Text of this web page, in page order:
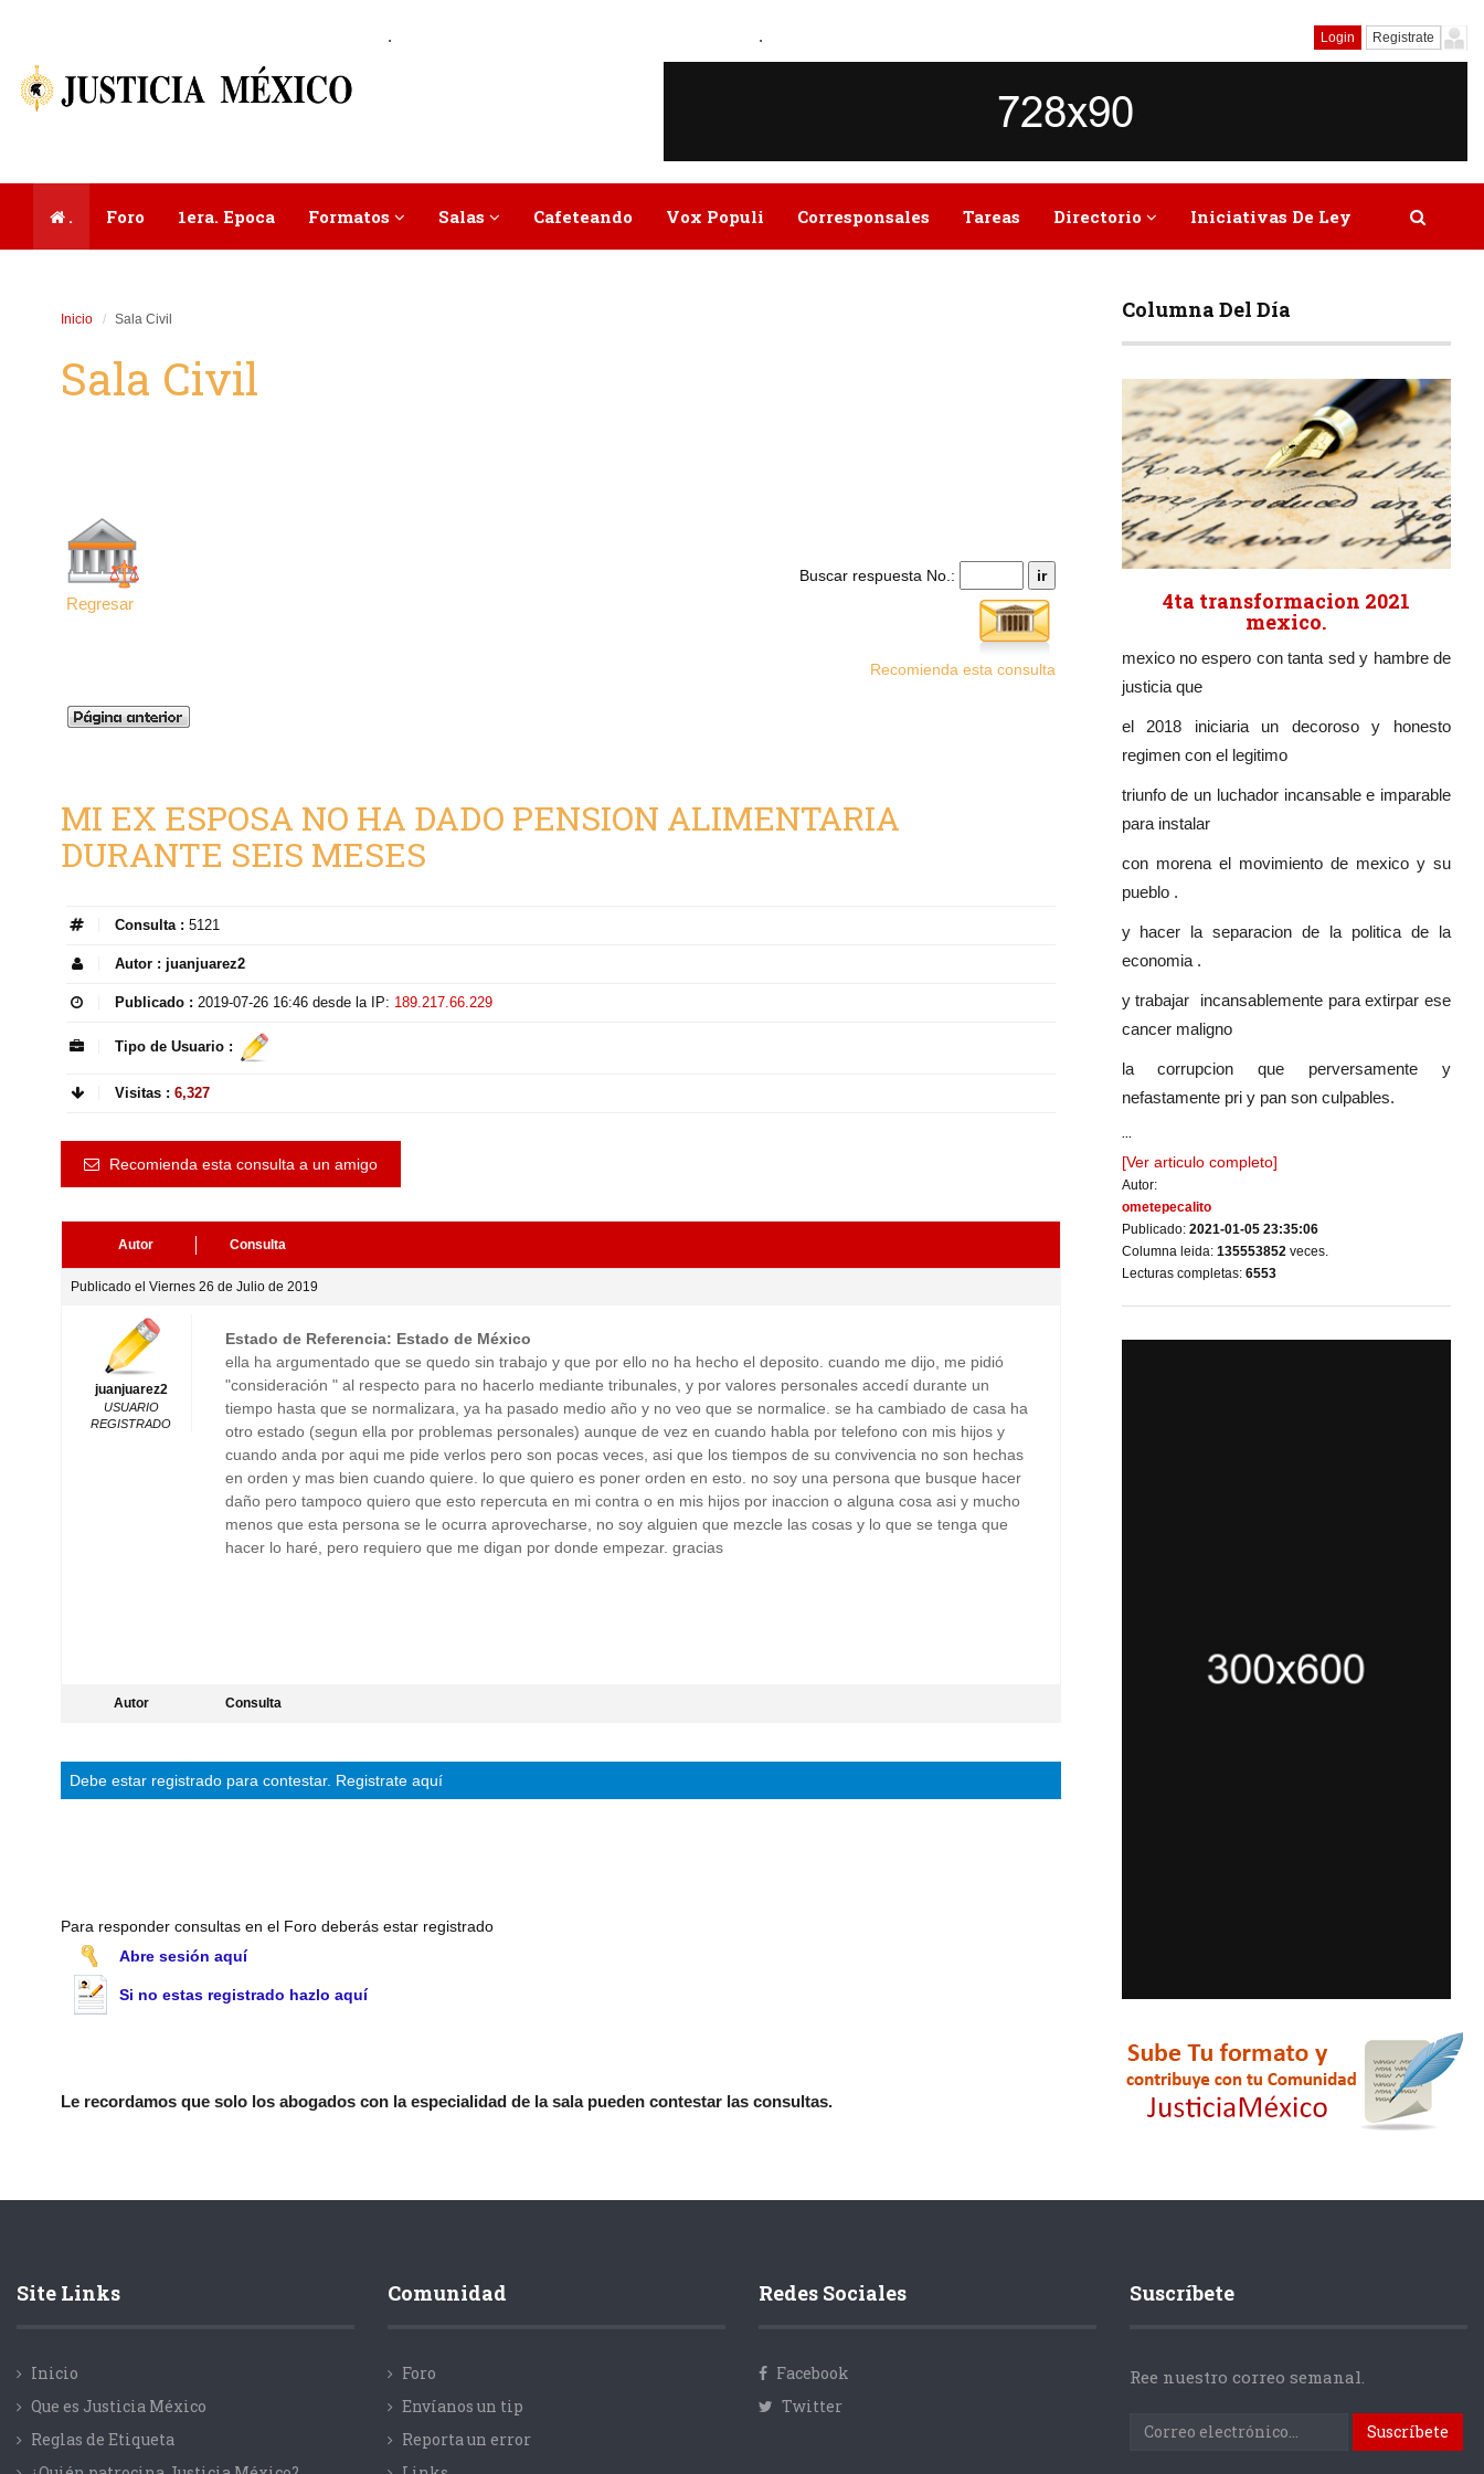
. . Login Registrate
. Foro 1era. Epoca Formatos Salas Cafeteando Vox Populi Corresponsales Tareas Directorio Iniciativas De Ley
Inicio Sala Civil
Sala Civil
Regresar
Buscar respuesta No.:
Recomienda esta consulta
MI EX ESPOSA NO HA DADO PENSION ALIMENTARIA
DURANTE SEIS MESES
Consulta : 5121
Autor : juanjuarez2
Publicado : 2019-07-26 16:46 desde la IP: 189.217.66.229
Tipo de Usuario :
Visitas : 6,327
Recomienda esta consulta a un amigo
Autor Consulta
Publicado el Viernes 26 de Julio de 2019
juanjuarez2
USUARIO
REGISTRADO
Estado de Referencia: Estado de México
ella ha argumentado que se quedo sin trabajo y que por ello no ha hecho el deposito. cuando me dijo, me pidió
"consideración " al respecto para no hacerlo mediante tribunales, y por valores personales accedí durante un
tiempo hasta que se normalizara, ya ha pasado medio año y no veo que se normalice. se ha cambiado de casa ha
otro estado (segun ella por problemas personales) aunque de vez en cuando habla por telefono con mis hijos y
cuando anda por aqui me pide verlos pero son pocas veces, asi que los tiempos de su convivencia no son hechas
en orden y mas bien cuando quiere. lo que quiero es poner orden en esto. no soy una persona que busque hacer
daño pero tampoco quiero que esto repercuta en mi contra o en mis hijos por inaccion o alguna cosa asi y mucho
menos que esta persona se le ocurra aprovecharse, no soy alguien que mezcle las cosas y lo que se tenga que
hacer lo haré, pero requiero que me digan por donde empezar. gracias
Autor Consulta
Debe estar registrado para contestar. Registrate aquí
Para responder consultas en el Foro deberás estar registrado
Abre sesión aquí
Si no estas registrado hazlo aquí
Le recordamos que solo los abogados con la especialidad de la sala pueden contestar las consultas.
Columna Del Día
4ta transformacion 2021
mexico.
mexico no espero con tanta sed y hambre de
justicia que
el 2018 iniciaria un decoroso y honesto
regimen con el legitimo
triunfo de un luchador incansable e imparable
para instalar
con morena el movimiento de mexico y su
pueblo .
y hacer la separacion de la politica de la
economia .
y trabajar incansablemente para extirpar ese
cancer maligno
la corrupcion que perversamente y
nefastamente pri y pan son culpables.
...
[Ver articulo completo]
Autor:
ometepecalito
Publicado: 2021-01-05 23:35:06
Columna leida: 135553852 veces.
Lecturas completas: 6553
Site Links
Inicio
Que es Justicia México
Reglas de Etiqueta
Comunidad
Foro
Envíanos un tip
Reporta un error
Redes Sociales
Facebook
Twitter
Suscríbete
Ree nuestro correo semanal.